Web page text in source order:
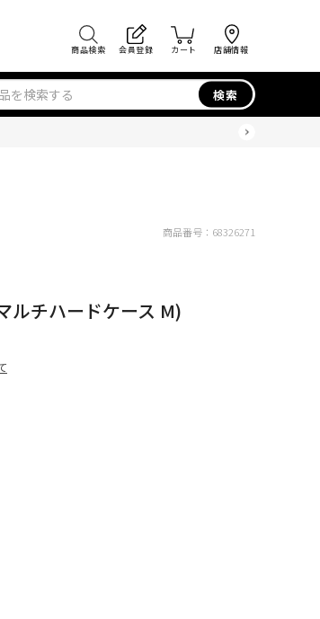
商品検索 会員登録 カート 店舗情報
検索
ルチハードケース M)
商品番号： 68326271